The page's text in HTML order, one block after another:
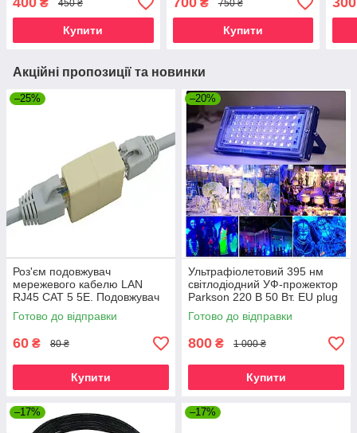
подовжувач з базою
₴ 450 ₴
Купити
₴ 750 ₴
Купити
Акційні пропозиції та новинки
–25%
Роз'єм подовжувач
мережевого кабелю LAN
RJ45 CAT 5 5E. Подовжувач
мережевого кабелю Ethernet.
Готово до відправки
60 ₴ 80 ₴
Купити
–20%
Ультрафіолетовий 395 нм
світлодіодний УФ-прожектор
Parkson 220 В 50 Вт. EU plug
Готово до відправки
800 ₴ 1 000 ₴
Купити
–17% –17%